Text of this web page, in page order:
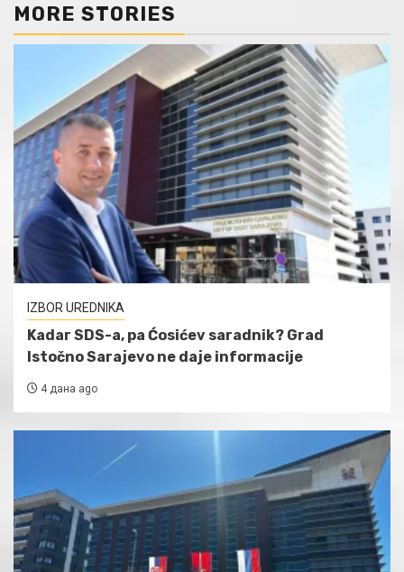
MORE STORIES
IZBOR UREDNIKA
Kadar SDS-a, pa Ćosićev saradnik? Grad
Istočno Sarajevo ne daje informacije
4 дана ago